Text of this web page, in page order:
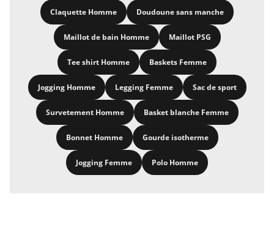
Claquette Homme Doudoune sans manche
Maillot de bain Homme Maillot PSG
Tee shirt Homme Baskets Femme
Jogging Homme Legging Femme Sac de sport
Survetement Homme Basket blanche Femme
Bonnet Homme Gourde isotherme
Jogging Femme Polo Homme